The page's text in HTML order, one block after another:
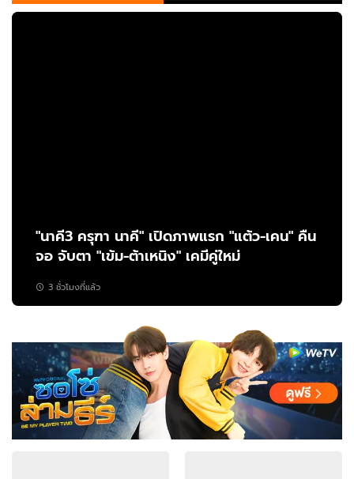
"นาคี3 ครุฑา นาคี" เปิดภาพแรก "แต้ว-เคน" คืน
จอ จับตา "เข้ม-ต้าเหนิง" เคมีคู่ใหม่
3 ชั่วโมงที่แล้ว